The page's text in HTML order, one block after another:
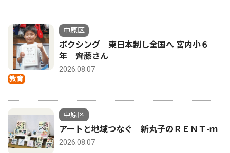
教育
中原区
ボクシング 東日本制し全国へ 宮内小６
年 齊藤さん
2026.08.07
中原区
アートと地域つなぐ 新丸子のＲＥＮＴ-ｍ
2026.08.07